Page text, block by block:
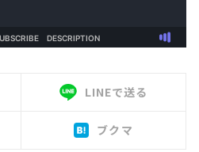
LINEで送る
ブクマ